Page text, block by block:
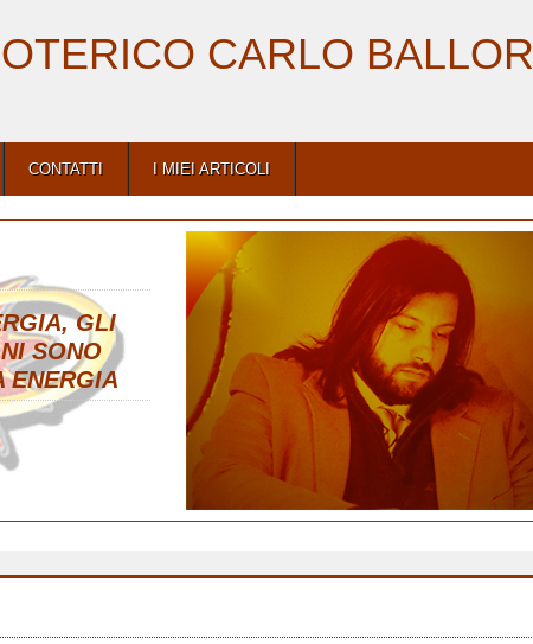
CARLO BALLOR
CONTATTI I MIEI ARTICOLI
GLI
SONO
ENERGIA